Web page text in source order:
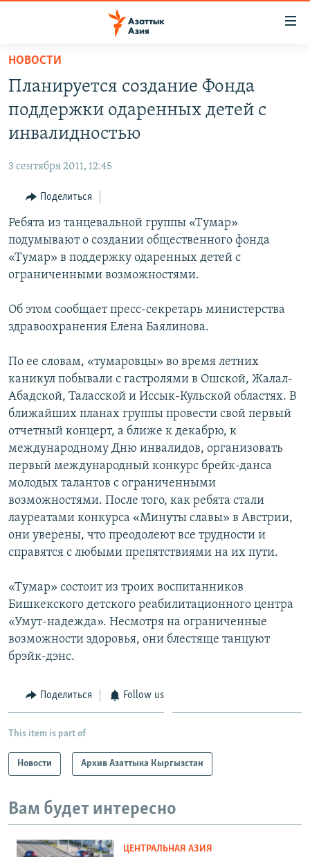
Вернуться
основному
содержанию
главной
навигации
Вернутся
поиску
КАЗАХСТАН
ТАДЖИКИСТАН
НОВОСТИ
ВОЙНА В УКРАИНЕ
ҚАЗАҚША
КЫРГЫЗЧА
ЎЗБЕКЧА
ТОҶИКӢ
TÜRKMENÇE
Все сайты РСЕ/РС
НОВОСТИ
Планируется создание Фонда
поддержки одаренных детей с
инвалидностью
3 сентября 2011, 12:45
Поделиться
Ребята из танцевальной группы «Тумар»
подумывают о создании общественного фонда
«Тумар» в поддержку одаренных детей с
ограниченными возможностями.
Об этом сообщает пресс-секретарь министерства
здравоохранения Елена Баялинова.
По ее словам, «тумаровцы» во время летних
каникул побывали с гастролями в Ошской, Жалал-
Абадской, Таласской и Иссык-Кульской областях. В
ближайших планах группы провести свой первый
отчетный концерт, а ближе к декабрю, к
международному Дню инвалидов, организовать
первый международный конкурс брейк-данса
молодых талантов с ограниченными
возможностями. После того, как ребята стали
лауреатами конкурса «Минуты славы» в Австрии,
они уверены, что преодолеют все трудности и
справятся с любыми препятствиями на их пути.
«Тумар» состоит из троих воспитанников
Бишкекского детского реабилитационного центра
«Умут-надежда». Несмотря на ограниченные
возможности здоровья, они блестяще танцуют
брэйк-дэнс.
Поделиться Follow us
This item is part of
Новости Архив Азаттыка Кыргызстан
Вам будет интересно
ЦЕНТРАЛЬНАЯ АЗИЯ